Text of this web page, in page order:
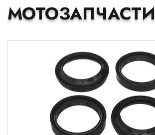
МОТОЗАПЧАСТИ